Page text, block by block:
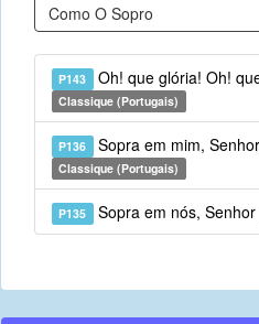
P143 Oh! que glória! Oh!
Classique (Portugais)
P136 Sopra em mim,
Classique (Portugais)
P135 Sopra em nós, Senhor